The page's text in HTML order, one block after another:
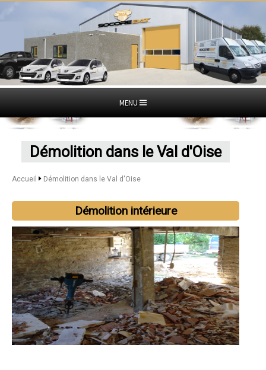
MENU
Démolition dans le Val d'Oise
Accueil Démolition dans le Val d'Oise
Démolition intérieure